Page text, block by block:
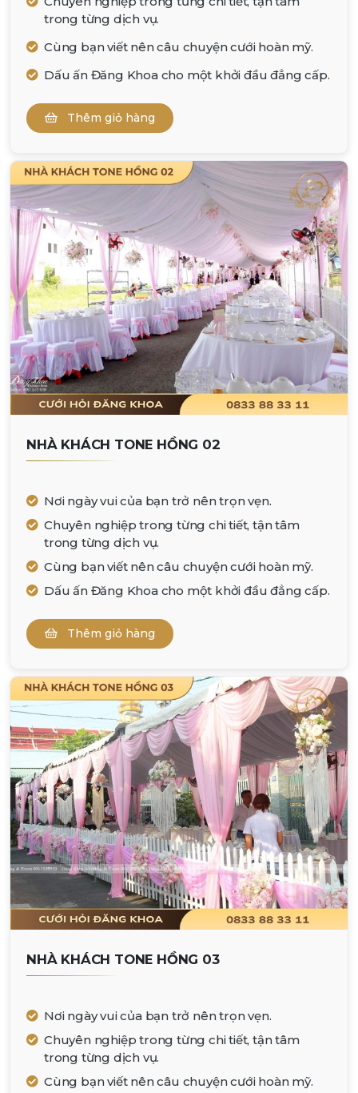
trong từng dịch vụ.
Cùng bạn viết nên câu chuyện cưới hoàn mỹ.
Dấu ấn Đăng Khoa cho một khởi đầu đẳng cấp.
Thêm giỏ hàng
NHÀ KHÁCH TONE HỒNG 02
Nơi ngày vui của bạn trở nên trọn vẹn.
Chuyên nghiệp trong từng chi tiết, tận tâm
trong từng dịch vụ.
Cùng bạn viết nên câu chuyện cưới hoàn mỹ.
Dấu ấn Đăng Khoa cho một khởi đầu đẳng cấp.
Thêm giỏ hàng
NHÀ KHÁCH TONE HỒNG 03
Nơi ngày vui của bạn trở nên trọn vẹn.
Chuyên nghiệp trong từng chi tiết, tận tâm
trong từng dịch vụ.
Cùng bạn viết nên câu chuyện cưới hoàn mỹ.